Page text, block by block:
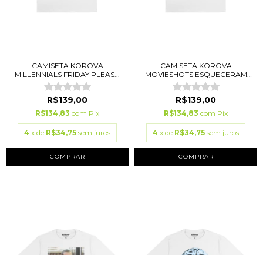
CAMISETA KOROVA
MILLENNIALS FRIDAY PLEAS...
R$139,00
R$134,83 com Pix
4 x de R$34,75 sem juros
COMPRAR
CAMISETA KOROVA
MOVIESHOTS ESQUECERAM
DE...
R$139,00
R$134,83 com Pix
4 x de R$34,75 sem juros
COMPRAR